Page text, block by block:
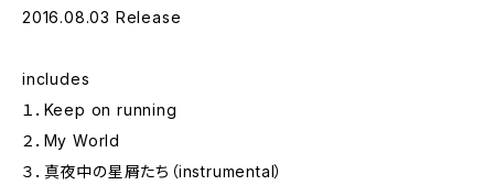
2016.08.03 Release
includes
１．Keep on running
２．My World
３．真夜中の星屑たち（instrumental）